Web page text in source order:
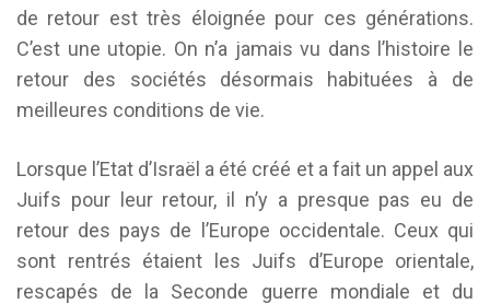
de retour est très éloignée pour ces générations.
C’est une utopie. On n’a jamais vu dans l’histoire le
retour des sociétés désormais habituées à de
meilleures conditions de vie.
Lorsque l’Etat d’Israël a été créé et a fait un appel aux
Juifs pour leur retour, il n’y a presque pas eu de
retour des pays de l’Europe occidentale. Ceux qui
sont rentrés étaient les Juifs d’Europe orientale,
rescapés de la Seconde guerre mondiale et du